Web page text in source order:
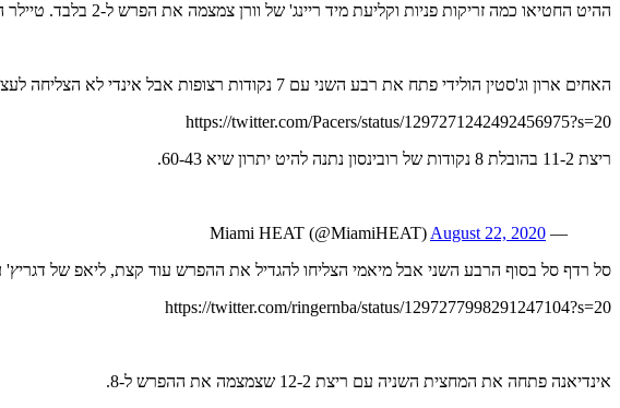
ההיט החטיאו כמה זריקות פניות וקליעת מיד ריינג' של וורן צמצמה את הפרש ל-2 בלבד. טיילר הירו ודראגיץ' עם 5 נקודות כל אחד הובילו את בסיום הרבע הראשון. 34-27 להיט בסיום.
האחים ארון וג'סטין הולידי פתח את רבע השני עם 7 נקודות רצופות אבל אינדי לא הצליחה לעצור את מיאמי ושלשה של הירו הפכה את ההפרש לדו ספרתי.
https://twitter.com/Pacers/status/1297271242492456975?s=20
ריצת 11-2 בהובלת 8 נקודות של רובינסון נתנה להיט יתרון שיא 60-43.
— Miami HEAT (@MiamiHEAT)
August 22, 2020
סל רדף סל בסוף הרבע השני אבל מיאמי הצליחו להגדיל את ההפרש עוד קצת, ליאפ של דגריץ' עם
https://twitter.com/ringernba/status/1297277998291247104?s=20
אינדיאנה פתחה את המחצית השניה עם ריצת 12-2 שצמצמה את ההפרש ל-8.